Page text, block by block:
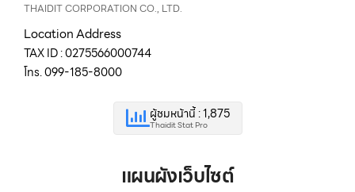
THAIDIT CORPORATION CO., LTD.
Location Address
TAX ID : 0275566000744
โทร. 099-185-8000
ผู้ชมหน้านี้ : 1,875
Thaidit Stat Pro
แผนผังเว็บไซต์